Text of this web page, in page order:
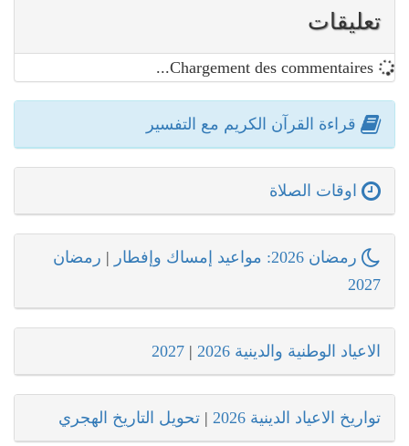
تعليقات
قراءة القرآن الكريم مع التفسير
اوقات الصلاة
رمضان 2026: مواعيد إمساك وإفطار | رمضان
2027
الاعياد الوطنية والدينية 2026 |
2027
تواريخ الاعياد الدينية 2026 | تحويل التاريخ الهجري